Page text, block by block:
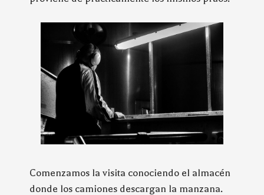
Comenzamos la visita conociendo el almacén
donde los camiones descargan la manzana.